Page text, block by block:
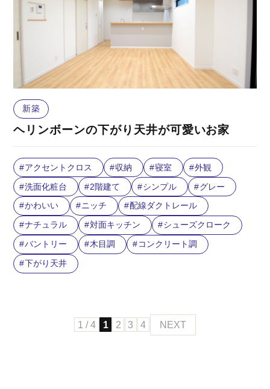
新築
ヘリンボーンの下がり天井が可愛いお家
アクセントクロス 収納 寝室
外観
洗面化粧台
2階建て シンプル
グレー
かわいい
ニッチ
配線ダクトレール
ナチュラル
対面キッチン
シューズクローク
バントリー
木目調
コンクリート調
下がり天井
1 / 4 1 2 3 4 NEXT